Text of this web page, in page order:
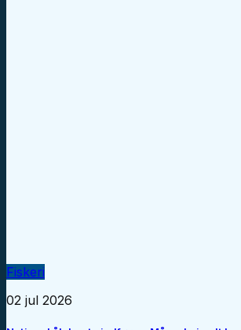
Fiskeri
02 jul 2026